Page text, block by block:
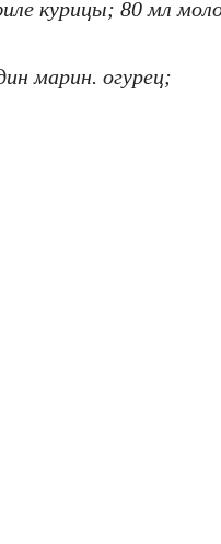
курицы; 80 мл
марин. огурец;